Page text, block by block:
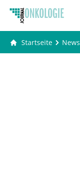
Startseite News